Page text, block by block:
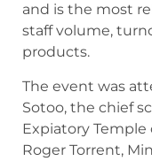
and is the most
staff volume,
products.
The event was
Sotoo, the chief
Expiatory Temple
Roger Torrent,